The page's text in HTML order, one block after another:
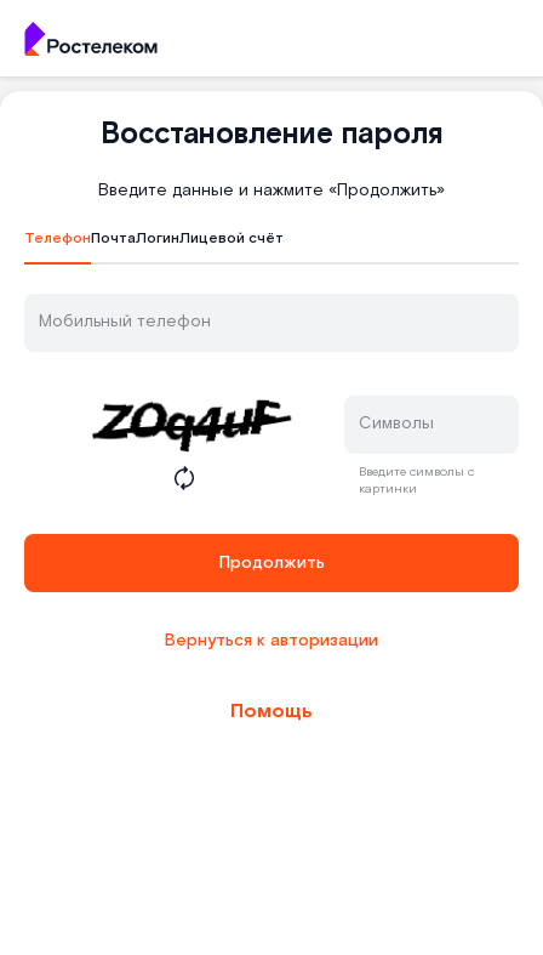
Восстановление пароля
Введите данные и нажмите «Продолжить»
ТелефонПочтаЛогинЛицевой счёт
Мобильный телефон
Символы
Введите символы с
картинки
Продолжить
Вернуться к авторизации
Помощь